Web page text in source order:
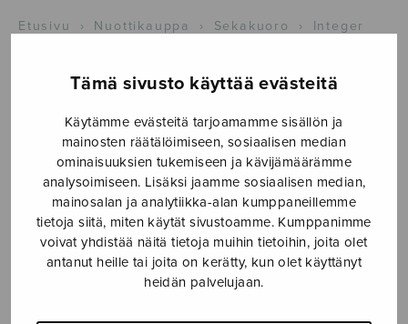
Tämä sivusto käyttää evästeitä
Käytämme evästeitä tarjoamamme sisällön ja
mainosten räätälöimiseen, sosiaalisen median
ominaisuuksien tukemiseen ja kävijämäärämme
analysoimiseen. Lisäksi jaamme sosiaalisen median,
mainosalan ja analytiikka-alan kumppaneillemme
tietoja siitä, miten käytät sivustoamme. Kumppanimme
voivat yhdistää näitä tietoja muihin tietoihin, joita olet
antanut heille tai joita on kerätty, kun olet käyttänyt
heidän palvelujaan.
Etusivu › Nuottikauppa › Sekakuoro ›
Integer
Integer vitae